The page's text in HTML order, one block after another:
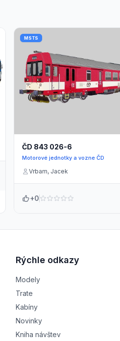
MSTS
ČD 843 026-6
Motorové jednotky a vozne ČD
Vrbam, Jacek
+0
Rýchle odkazy
Modely
Trate
Kabíny
Novinky
Kniha návštev